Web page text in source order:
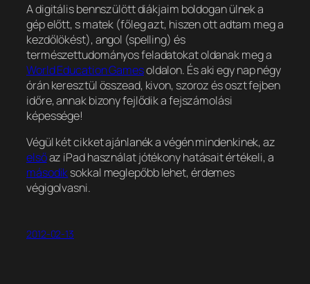
A digitális bennszülött diákjaim boldogan ülnek a
gép előtt, s matek (főleg azt, hiszen ott adtam meg a
kezdőlökést), angol (spelling) és
természettudományos feladatokat oldanak meg a
World Education Gamesoldalon. És aki egy nap négy
órán keresztül összead, kivon, szoroz és oszt fejben
időre, annak bizony fejlődik a fejszámolási
képessége!
Végül két cikket ajánlanék a végén mindenkinek, az
elsőaz iPad használat jótékony hatásait értékeli, a
másodiksokkal meglepőbb lehet, érdemes
végigolvasni.
2012-02-13